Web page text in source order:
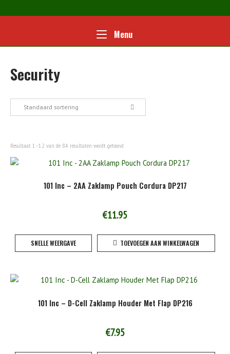
naar
Home
MenuMenu
Security
Standaard sortering
Resultaat 1–12 van de 84 resultaten wordt getoond
101 Inc – 2AA Zaklamp Pouch Cordura DP217
€11.95
SNELLE WEERGAVE TOEVOEGEN AAN WINKELWAGEN
101 Inc – D-Cell Zaklamp Houder Met Flap DP216
€7.95